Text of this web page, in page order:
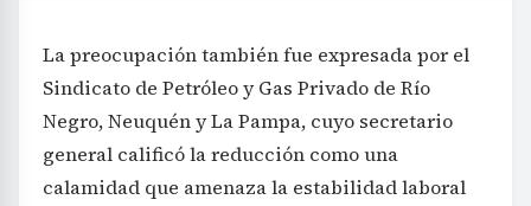
La preocupación también fue expresada por el
Sindicato de Petróleo y Gas Privado de Río
Negro, Neuquén y La Pampa, cuyo secretario
general calificó la reducción como una
calamidad que amenaza la estabilidad laboral